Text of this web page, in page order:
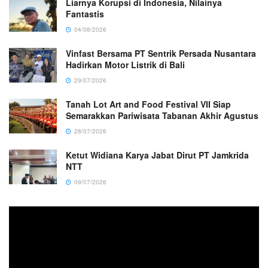
Liarnya Korupsi di Indonesia, Nilainya
Fantastis
04/08/2026
Vinfast Bersama PT Sentrik Persada Nusantara
Hadirkan Motor Listrik di Bali
29/07/2026
Tanah Lot Art and Food Festival VII Siap
Semarakkan Pariwisata Tabanan Akhir Agustus
28/07/2026
Ketut Widiana Karya Jabat Dirut PT Jamkrida
NTT
09/07/2026